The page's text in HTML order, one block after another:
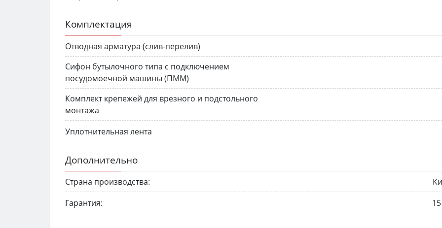
Комплектация
Отводная арматура (слив-перелив)
Сифон бутылочного типа с подключением
посудомоечной машины (ПММ)
Комплект крепежей для врезного и подстольного
монтажа
Уплотнительная лента
Дополнительно
Страна производства:
Гарантия: